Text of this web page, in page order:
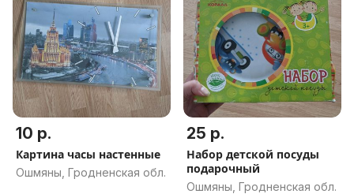
10 р.
Картина часы настенные
Ошмяны, Гродненская обл.
25 р.
Набор детской посуды
подарочный
Ошмяны, Гродненская обл.